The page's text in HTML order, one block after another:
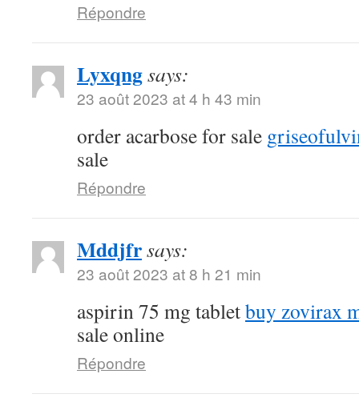
Répondre
Lyxqngsays:
23 août 2023 at 4 h 43 min
order acarbose for sale
sale
Répondre
Mddjfrsays:
23 août 2023 at 8 h 21 min
aspirin 75 mg tabletbuy zovirax
sale online
Répondre